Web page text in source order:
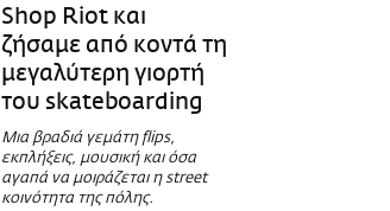
Shop Riot και
ζήσαμε από κοντά τη
μεγαλύτερη γιορτή
του skateboarding
Μια βραδιά γεμάτη flips,
εκπλήξεις, μουσική και όσα
αγαπά να μοιράζεται η street
κοινότητα της πόλης.